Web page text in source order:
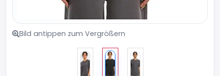
Bild antippen zum Vergrößern